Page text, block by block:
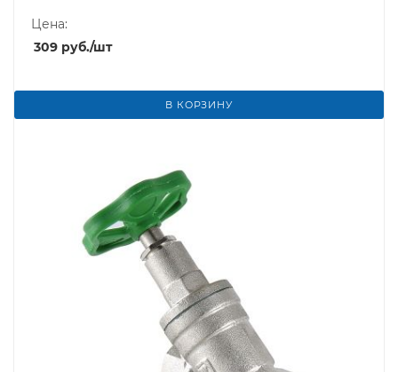
Цена:
309 руб./шт
В КОРЗИНУ